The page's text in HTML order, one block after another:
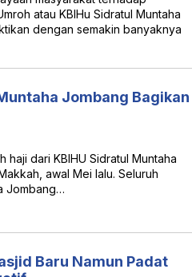
atau KBIHu Sidratul Muntaha
dengan semakin banyaknya
Jombang Bagikan
haji dari KBIHU Sidratul Muntaha
awal Mei lalu. Seluruh
Jombang…
Baru Namun Padat